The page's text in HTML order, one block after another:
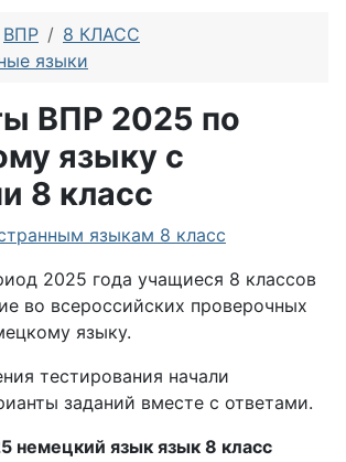
ВПР
8 КЛАСС
языки
ВПР 2025 по
языку с
8 класс
языкам 8 класс
2025 года учащиеся 8 классов
во всероссийских проверочных
языку.
тестирования начали
заданий вместе с ответами.
немецкий язык язык 8 класс